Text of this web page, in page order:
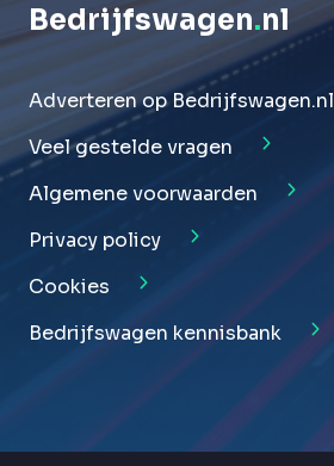
Bedrijfswagen.nl
Adverteren op Bedrijfswagen.nl
Veel gestelde vragen
Algemene voorwaarden
Privacy policy
Cookies
Bedrijfswagen kennisbank